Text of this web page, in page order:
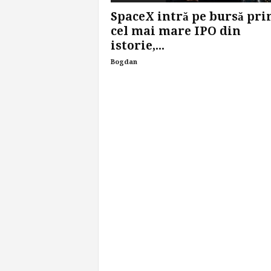
SpaceX intră pe bursă
cel mai mare IPO din
istorie,...
Bogdan